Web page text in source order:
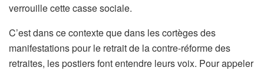
verrouille cette casse sociale.
C’est dans ce contexte que dans les cortèges des
manifestations pour le retrait de la contre-réforme des
retraites, les postiers font entendre leurs voix. Pour appeler